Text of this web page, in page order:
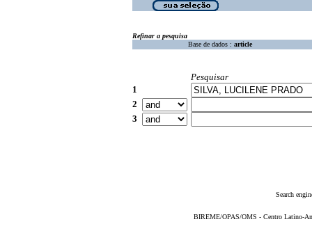
Refinar a pesquisa
Base de dados : article
Pesquisar
1
2
3
Search
BIREME/OPAS/OMS - Centro Latino-